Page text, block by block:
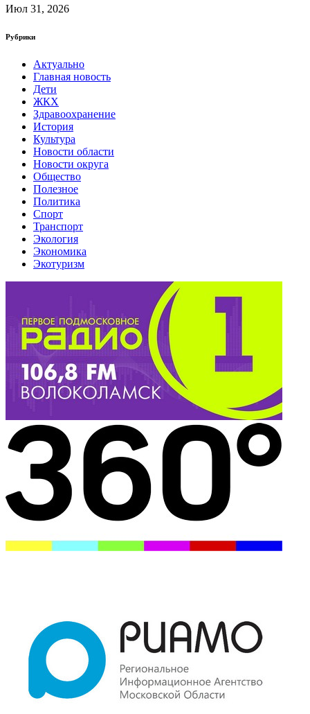
Июл 31, 2026
Рубрики
Актуально
Главная новость
Дети
ЖКХ
Здравоохранение
История
Культура
Новости области
Новости округа
Общество
Полезное
Политика
Спорт
Транспорт
Экология
Экономика
Экотуризм